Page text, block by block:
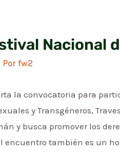
Nacional
Porfw2
la convocatoria para
y Transgéneros,
y busca promover los
encuentro también es un